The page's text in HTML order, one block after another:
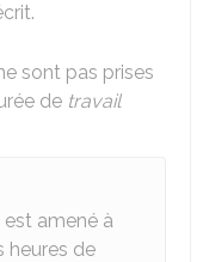
sont pas prises
de travail
est amené à
heures de